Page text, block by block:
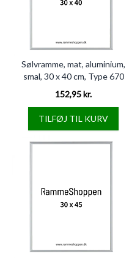
Sølvramme, mat, aluminium,
smal, 30 x 40 cm, Type 670
152,95 kr.
TILFØJ TIL KURV